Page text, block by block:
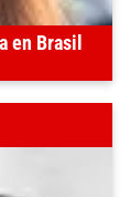
en Brasil